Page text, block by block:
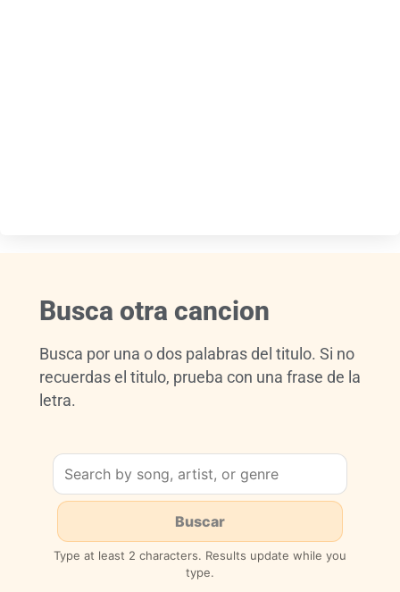
Busca otra cancion
Busca por una o dos palabras del titulo. Si no
recuerdas el titulo, prueba con una frase de la
letra.
Type at least 2 characters. Results update while you
type.